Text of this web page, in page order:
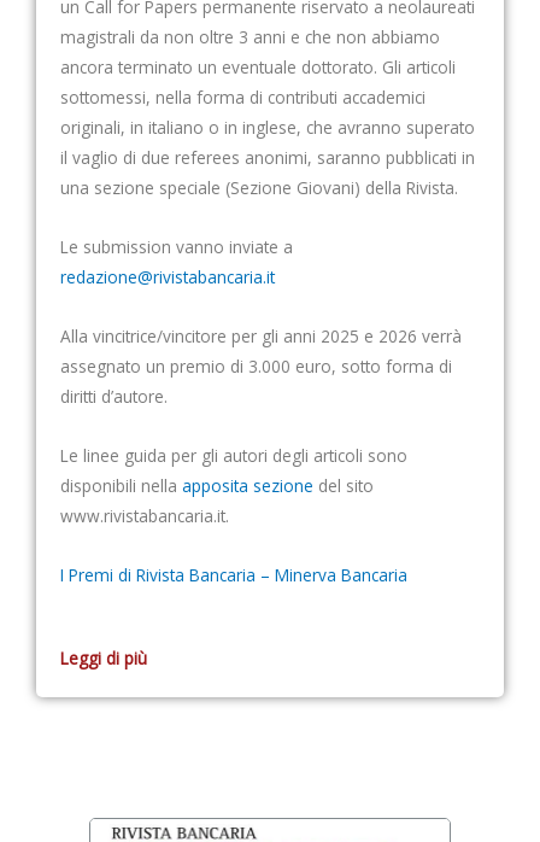
un Call for Papers permanente riservato a neolaureati
magistrali da non oltre 3 anni e che non abbiamo
ancora terminato un eventuale dottorato. Gli articoli
sottomessi, nella forma di contributi accademici
originali, in italiano o in inglese, che avranno superato
il vaglio di due referees anonimi, saranno pubblicati in
una sezione speciale (Sezione Giovani) della Rivista.
Le submission vanno inviate a
redazione@rivistabancaria.it
Alla vincitrice/vincitore per gli anni 2025 e 2026 verrà
assegnato un premio di 3.000 euro, sotto forma di
diritti d’autore.
Le linee guida per gli autori degli articoli sono
disponibili nella apposita sezione del sito
www.rivistabancaria.it.
I Premi di Rivista Bancaria – Minerva Bancaria
Leggi di più